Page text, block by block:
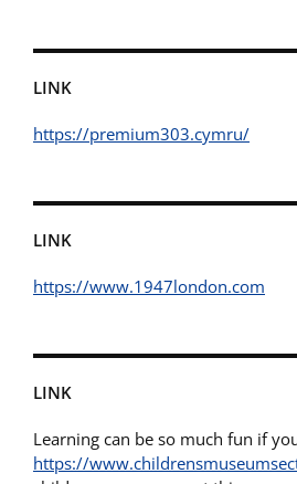
LINK
https://premium303.cymru/
LINK
https://www.1947london.com
LINK
Learning can be so much fun if
https://